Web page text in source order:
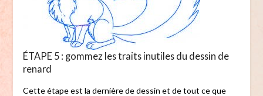
ÉTAPE 5 : gommez les traits inutiles du dessin de
renard
Cette étape est la dernière de dessin et de tout ce que